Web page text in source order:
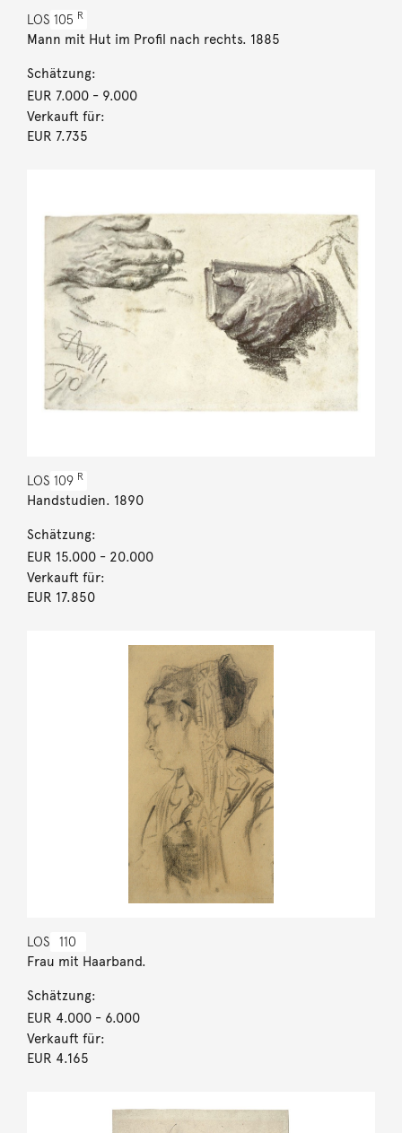
LOS 105 R
Mann mit Hut im Profil nach rechts. 1885
Schätzung:
EUR 7.000- 9.000
Verkauft für:
EUR 7.735
LOS 109 R
Handstudien. 1890
Schätzung:
EUR 15.000- 20.000
Verkauft für:
EUR 17.850
LOS 110
Frau mit Haarband.
Schätzung:
EUR 4.000- 6.000
Verkauft für:
EUR 4.165